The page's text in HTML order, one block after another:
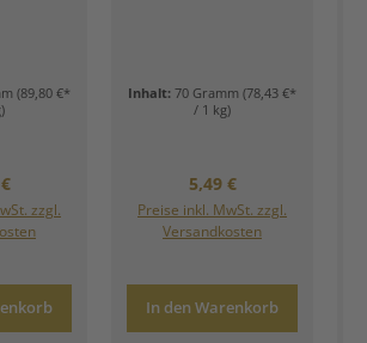
(89,80 €*
Preis:
zzgl.
Inhalt: 70 Gramm (78,43 €*
/ 1 kg)
Regulärer Preis:
5,49 €
Preise inkl. MwSt. zzgl.
Versandkosten
In den Warenkorb